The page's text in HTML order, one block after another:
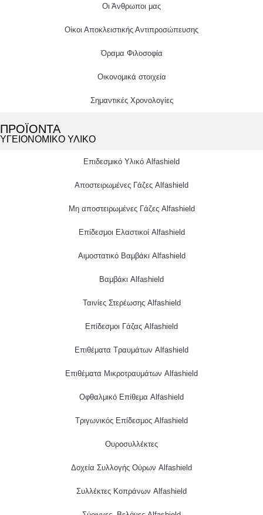
Οι Άνθρωποι μας
Οίκοι Αποκλειστικής Αντιπροσώπευσης
Όραμα Φιλοσοφία
Οικονομικά στοιχεία
Σημαντικές Χρονολογίες
ΠΡΟΪΟΝΤΑ
ΥΓΕΙΟΝΟΜΙΚΟ ΥΛΙΚΟ
Επιδεσμικό Υλικό Alfashield
Αποστειρωμένες Γάζες Alfashield
Μη αποστειρωμένες Γάζες Alfashield
Επίδεσμοι Ελαστικοί Alfashield
Αιμοστατικό Βαμβάκι Alfashield
Βαμβάκι Alfashield
Ταινίες Στερέωσης Alfashield
Επίδεσμοι Γάζας Alfashield
Επιθέματα Τραυμάτων Alfashield
Επιθέματα Μικροτραυμάτων Alfashield
Οφθαλμικό Eπίθεμα Alfashield
Τριγωνικός Επίδεσμος Alfashield
Ουροσυλλέκτες
Δοχεία Συλλογής Ούρων Alfashield
Συλλέκτες Κοπράνων Alfashield